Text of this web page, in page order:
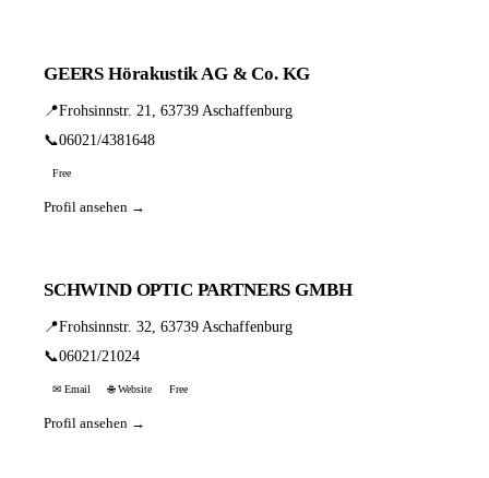
GEERS Hörakustik AG & Co. KG
📍Frohsinnstr. 21, 63739 Aschaffenburg
📞06021/4381648
Free
Profil ansehen →
SCHWIND OPTIC PARTNERS GMBH
📍Frohsinnstr. 32, 63739 Aschaffenburg
📞06021/21024
✉ Email 🌐 Website Free
Profil ansehen →